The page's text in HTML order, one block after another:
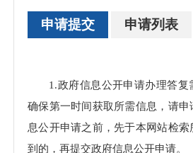
申请提交 申请列表
1.政府信息公开申请办理答复
确保第一时间获取所需信息，请
息公开申请之前，先于本网站检
到的，再提交政府信息公开申请。